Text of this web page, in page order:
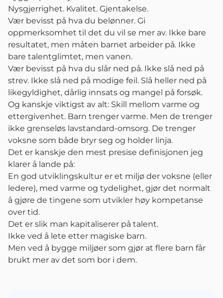
Nysgjerrighet. Kvalitet. Gjentakelse.
Vær bevisst på hva du belønner. Gi
oppmerksomhet til det du vil se mer av. Ikke bare
resultatet, men måten barnet arbeider på. Ikke
bare talentglimtet, men vanen.
Vær bevisst på hva du slår ned på. Ikke slå ned på
strev. Ikke slå ned på modige feil. Slå heller ned på
likegyldighet, dårlig innsats og mangel på forsøk.
Og kanskje viktigst av alt: Skill mellom varme og
ettergivenhet. Barn trenger varme. Men de trenger
ikke grenseløs lavstandard-omsorg. De trenger
voksne som både bryr seg og holder linja.
Det er kanskje den mest presise definisjonen jeg
klarer å lande på:
En god utviklingskultur er et miljø der voksne (eller
ledere), med varme og tydelighet, gjør det normalt
å gjøre de tingene som utvikler høy kompetanse
over tid.
Det er slik man kapitaliserer på talent.
Ikke ved å lete etter magiske barn.
Men ved å bygge miljøer som gjør at flere barn får
brukt mer av det som bor i dem.